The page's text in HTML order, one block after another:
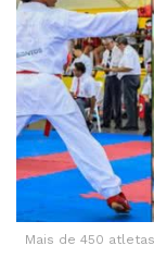
Mais de 450